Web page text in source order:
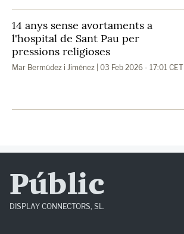
14 anys sense avortaments a
l'hospital de Sant Pau per
pressions religioses
Mar Bermúdez i Jiménez | 03 Feb 2026 - 17:01 CET
Públic
DISPLAY CONNECTORS, SL.